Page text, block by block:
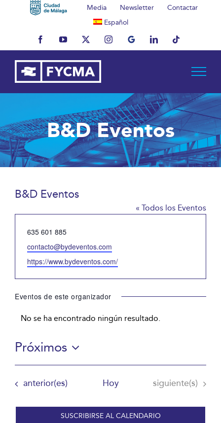
Media Newsletter
Contactar
Español
FacebookYouTubeX InstagramMyBusinessLinkedInTiktok
B&D Eventos
B&D Eventos
« Todos los Eventos
Teléfono
635 601 885
Email
contacto@bydeventos.com
Website
https://www.bydeventos.com/
Eventos de este organizador
Aviso
No se ha encontrado ningún resultado.
Próximos
Selecciona
fecha.
Eventos
anterior(es) Hoy Eventos
siguiente(s)
SUSCRIBIRSE AL CALENDARIO